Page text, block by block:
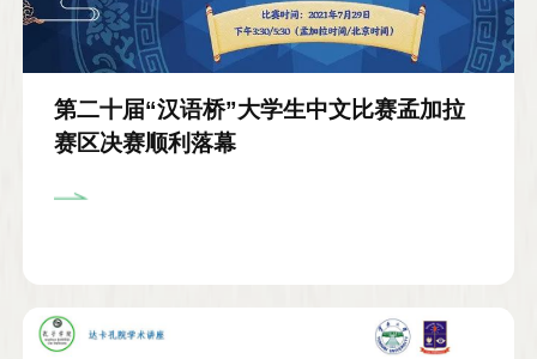
第二十届“汉语桥”大学生中文比赛孟加拉
赛区决赛顺利落幕